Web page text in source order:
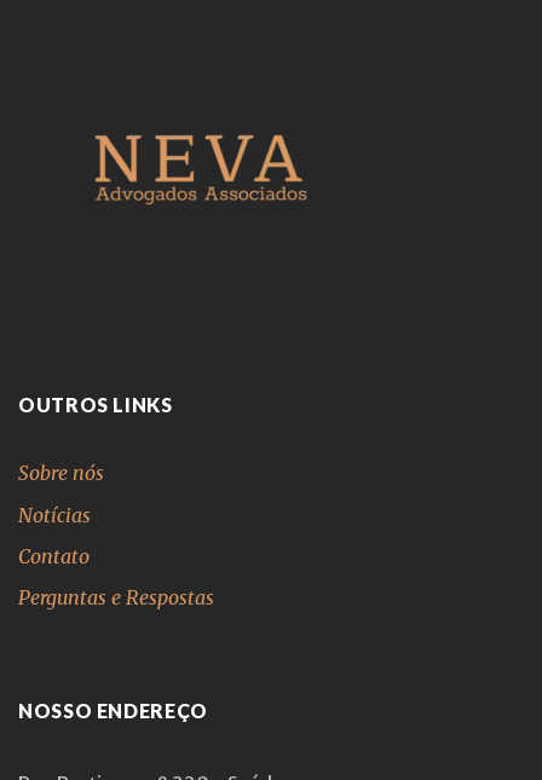
OUTROS LINKS
Sobre nós
Notícias
Contato
Perguntas e Respostas
NOSSO ENDEREÇO